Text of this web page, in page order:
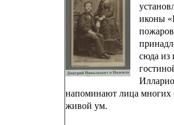
иконы
сюда из
напоминают лица многих
живой ум.